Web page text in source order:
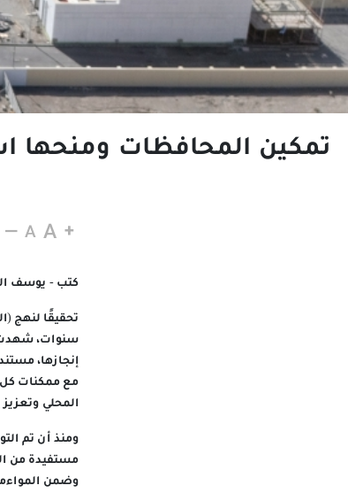
تمكين المحافظات ومنحها
كتب - يوسف
تحقيقًا لنهج
سنوات، شهدت
إنجازها،
مع ممكنات كل
المحلي
ومنذ أن تم
مستفيدة من
وضمن